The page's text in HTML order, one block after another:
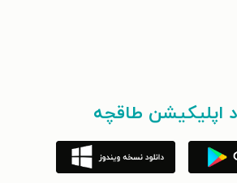
اپلیکیشن طاقچه